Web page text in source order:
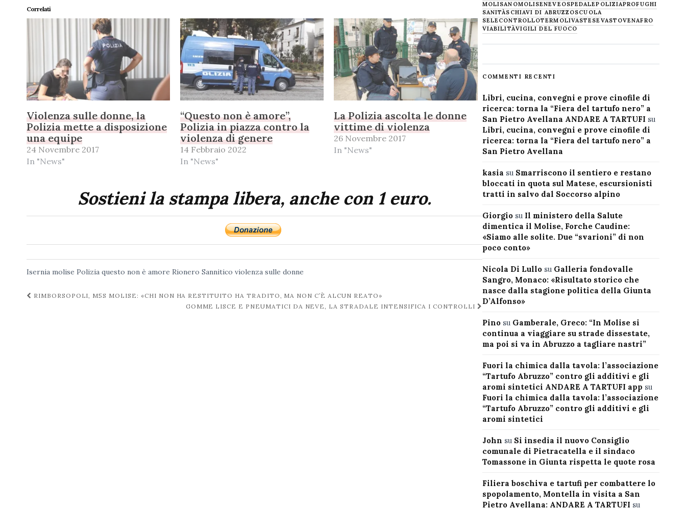
Correlati
Violenza sulle donne, la
Polizia mette a disposizione
una equipe
24 Novembre 2017
In "News"
“Questo non è amore”,
Polizia in piazza contro la
violenza di genere
14 Febbraio 2022
In "News"
La Polizia ascolta le donne
vittime di violenza
26 Novembre 2017
In "News"
Sostieni la stampa libera, anche con 1 euro.
Isernia molise Polizia questo non è amore Rionero Sannitico violenza sulle donne
Navigazione
RIMBORSOPOLI, M5S MOLISE: «CHI NON HA RESTITUITO HA TRADITO, MA NON C’È ALCUN REATO»
GOMME LISCE E PNEUMATICI DA NEVE, LA STRADALE INTENSIFICA I CONTROLLI
MOLISANOMOLISENEVE OSPEDALEPOLIZIAPROFUGHI
SANITÀSCHIAVI DI ABRUZZOSCUOLA
SELECONTROLLOTERMOLIVASTESE VASTOVENAFRO
VIABILITÀVIGILI DEL FUOCO
COMMENTI RECENTI
Libri, cucina, convegni e prove cinofile di
ricerca: torna la “Fiera del tartufo nero” a
San Pietro Avellana ANDARE A TARTUFI su
Libri, cucina, convegni e prove cinofile di
ricerca: torna la “Fiera del tartufo nero” a
San Pietro Avellana
kasia su Smarriscono il sentiero e restano
bloccati in quota sul Matese, escursionisti
tratti in salvo dal Soccorso alpino
Giorgiosu Il ministero della Salute
dimentica il Molise, Forche Caudine:
«Siamo alle solite. Due “svarioni” di non
poco conto»
Nicola Di Lullosu Galleria fondovalle
Sangro, Monaco: «Risultato storico che
nasce dalla stagione politica della Giunta
D’Alfonso»
Pinosu Gamberale, Greco: “In Molise si
continua a viaggiare su strade dissestate,
ma poi si va in Abruzzo a tagliare nastri”
Fuori la chimica dalla tavola: l’associazione
“Tartufo Abruzzo” contro gli additivi e gli
aromi sintetici ANDARE A TARTUFI app su
Fuori la chimica dalla tavola: l’associazione
“Tartufo Abruzzo” contro gli additivi e gli
aromi sintetici
John su Si insedia il nuovo Consiglio
comunale di Pietracatella e il sindaco
Tomassone in Giunta rispetta le quote rosa
Filiera boschiva e tartufi per combattere lo
spopolamento, Montella in visita a San
Pietro Avellana: ANDARE A TARTUFI su